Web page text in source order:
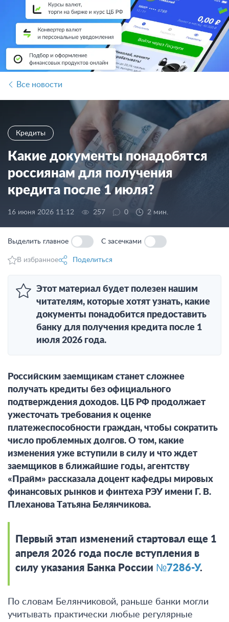
Все новости
Кредиты
Какие документы понадобятся
россиянам для получения
кредита после 1 июля?
16 июня 2026 11:12 257 0 2 мин.
Выделить главное С засечками
В избранное Поделиться
Этот материал будет полезен нашим
читателям, которые хотят узнать, какие
документы понадобится предоставить
банку для получения кредита после 1
июля 2026 года.
Российским заемщикам станет сложнее
получать кредиты без официального
подтверждения доходов. ЦБ РФ продолжает
ужесточать требования к оценке
платежеспособности граждан, чтобы сократить
число проблемных долгов. О том, какие
изменения уже вступили в силу и что ждет
заемщиков в ближайшие годы, агентству
«Прайм» рассказала доцент кафедры мировых
финансовых рынков и финтеха РЭУ имени Г. В.
Плеханова Татьяна Белянчикова.
Первый этап изменений стартовал еще 1
апреля 2026 года после вступления в
силу указания Банка России №7286-У.
По словам Белянчиковой, раньше банки могли
учитывать практически любые регулярные